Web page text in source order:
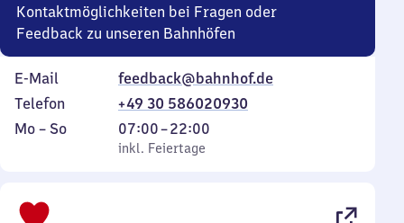
Kontaktmöglichkeiten bei Fragen oder
Feedback zu unseren Bahnhöfen
E-Mail
feedback@bahnhof.de
Telefon
+49 30 586020930
Montag
Mo – So,
inkl. Feiertage
07:00–22:00
Von
7
inkl. Feiertage